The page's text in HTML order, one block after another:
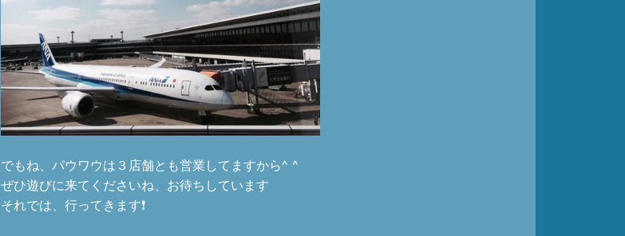
でもね、パウワウは３店舗とも営業してますから^ ^
ぜひ遊びに来てくださいね、お待ちしています
それでは、行ってきます❗️